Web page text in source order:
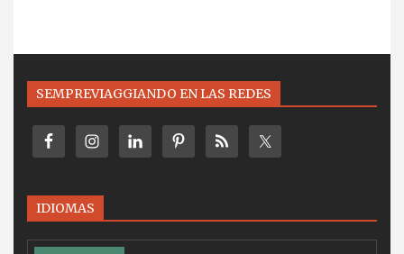
SEMPREVIAGGIANDO EN LAS REDES
IDIOMAS